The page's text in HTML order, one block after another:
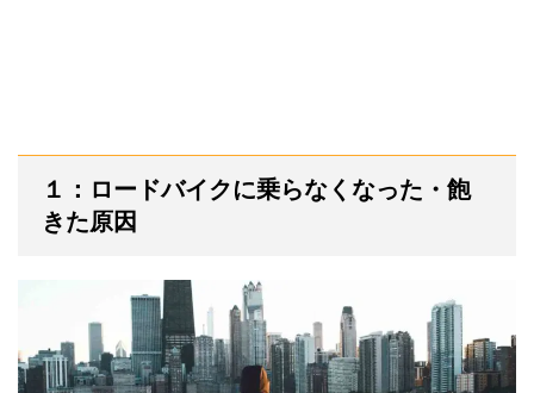
１：ロードバイクに乗らなくなった・飽
きた原因